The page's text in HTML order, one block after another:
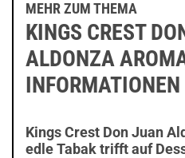
MEHR ZUM THEMA
KINGS CREST
ALDONZA
Kings Crest Don Juan
edle Tabak trifft auf